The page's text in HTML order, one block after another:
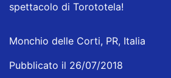
spettacolo di Torototela!
Monchio delle Corti, PR, Italia
Pubblicato il 26/07/2018